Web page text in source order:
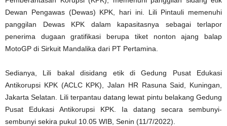
Dewan Pengawas (Dewas) KPK, hari ini. Lili Pintauli memenuhi
panggilan Dewas KPK dalam kapasitasnya sebagai terlapor
penerima dugaan gratifikasi berupa tiket nonton ajang balap
MotoGP di Sirkuit Mandalika dari PT Pertamina.
Sedianya, Lili bakal disidang etik di Gedung Pusat Edukasi
Antikorupsi KPK (ACLC KPK), Jalan HR Rasuna Said, Kuningan,
Jakarta Selatan. Lili terpantau datang lewat pintu belakang Gedung
Pusat Edukasi Antikorupsi KPK. Ia datang secara sembunyi-
sembunyi sekira pukul 10.05 WIB, Senin (11/7/2022).